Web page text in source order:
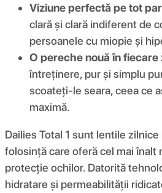
Viziune perfectă pe tot
clară și clară indiferent de
persoanele cu miopie și
O pereche nouă în fiecare
întreținere, pur și simplu
scoateți-le seara, ceea ce
maximă.
Dailies Total 1 sunt lentile
folosință care oferă cel mai înalt
protecție ochilor. Datorită
hidratare și permeabilității